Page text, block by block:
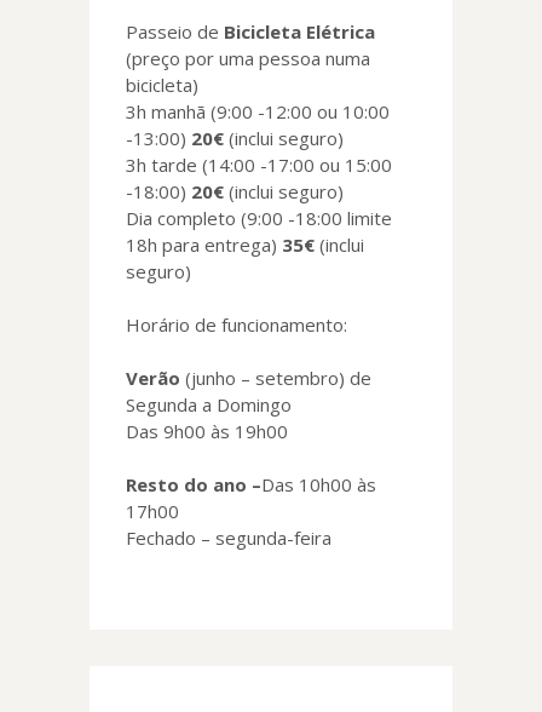
Passeio de Bicicleta Elétrica
(preço por uma pessoa numa
bicicleta)
3h manhã (9:00 -12:00 ou 10:00
-13:00) 20€ (inclui seguro)
3h tarde (14:00 -17:00 ou 15:00
-18:00) 20€ (inclui seguro)
Dia completo (9:00 -18:00 limite
18h para entrega) 35€ (inclui
seguro)
Horário de funcionamento:
Verão (junho – setembro) de
Segunda a Domingo
Das 9h00 às 19h00
Resto do ano –Das 10h00 às
17h00
Fechado – segunda-feira